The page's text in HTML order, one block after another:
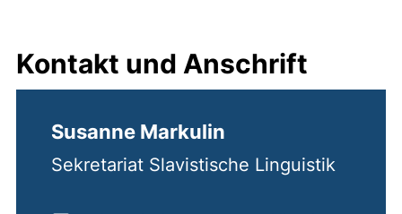
Kontakt und Anschrift
Susanne Markulin
Sekretariat Slavistische Linguistik